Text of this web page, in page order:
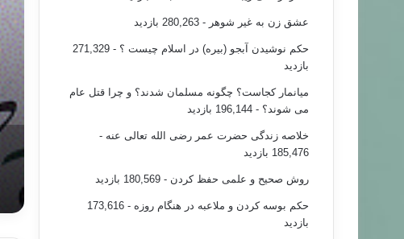
اقتدار و مشروعیت
عشق زن به غیر شوهر - 280,263 بازدید
حکم نوشیدن آبجو (بیره) در اسلام چیست ؟
- 271,329
بازدید
میانمار کجاست؟ چگونه مسلمان شدند؟ و چرا قتل عام
می شوند؟ - 196,144 بازدید
خلاصه زندگی حضرت عمر رضی الله تعالی عنه -
185,476 بازدید
روش صحیح و علمی حفظ کردن - 180,569 بازدید
حکم بوسه کردن و ملاعبه در هنگام روزه
- 173,616
بازدید